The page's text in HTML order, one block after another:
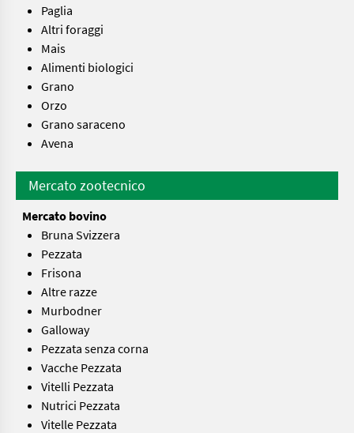
Paglia
Altri foraggi
Mais
Alimenti biologici
Grano
Orzo
Grano saraceno
Avena
Mercato zootecnico
Mercato bovino
Bruna Svizzera
Pezzata
Frisona
Altre razze
Murbodner
Galloway
Pezzata senza corna
Vacche Pezzata
Vitelli Pezzata
Nutrici Pezzata
Vitelle Pezzata